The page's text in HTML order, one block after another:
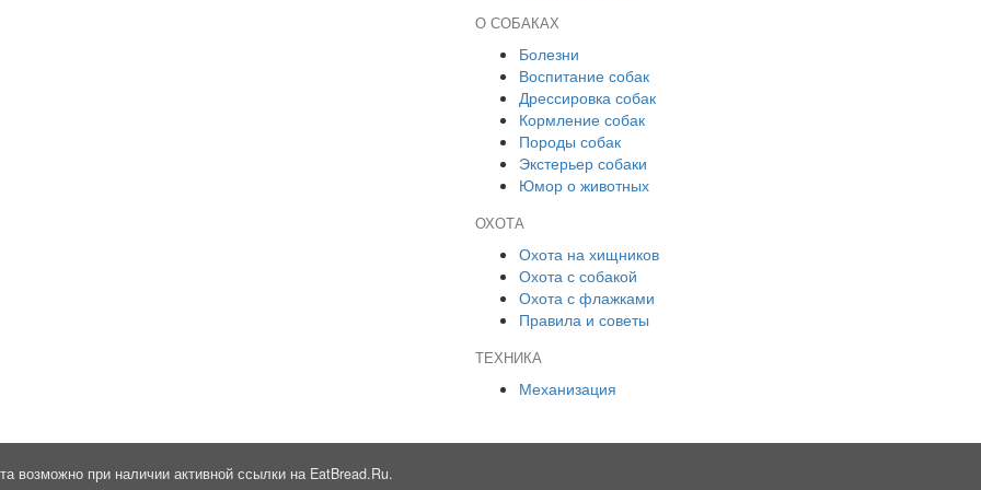
О СОБАКАХ
Болезни
Воспитание собак
Дрессировка собак
Кормление собак
Породы собак
Экстерьер собаки
Юмор о животных
ОХОТА
Охота на хищников
Охота с собакой
Охота с флажками
Правила и советы
ТЕХНИКА
Механизация
возможно при наличии активной ссылки на EatBread.Ru.